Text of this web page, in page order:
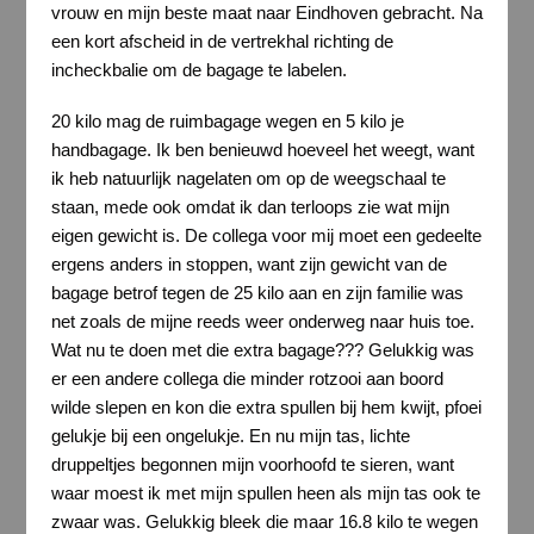
vrouw en mijn beste maat naar Eindhoven gebracht. Na
een kort afscheid in de vertrekhal richting de
incheckbalie om de bagage te labelen.
20 kilo mag de ruimbagage wegen en 5 kilo je
handbagage. Ik ben benieuwd hoeveel het weegt, want
ik heb natuurlijk nagelaten om op de weegschaal te
staan, mede ook omdat ik dan terloops zie wat mijn
eigen gewicht is. De collega voor mij moet een gedeelte
ergens anders in stoppen, want zijn gewicht van de
bagage betrof tegen de 25 kilo aan en zijn familie was
net zoals de mijne reeds weer onderweg naar huis toe.
Wat nu te doen met die extra bagage??? Gelukkig was
er een andere collega die minder rotzooi aan boord
wilde slepen en kon die extra spullen bij hem kwijt, pfoei
gelukje bij een ongelukje. En nu mijn tas, lichte
druppeltjes begonnen mijn voorhoofd te sieren, want
waar moest ik met mijn spullen heen als mijn tas ook te
zwaar was. Gelukkig bleek die maar 16.8 kilo te wegen